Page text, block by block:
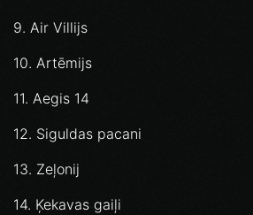
9. Air Villijs
10. Artēmijs
11. Aegis 14
12. Siguldas pacani
13. Zeļonij
14. Ķekavas gaiļi